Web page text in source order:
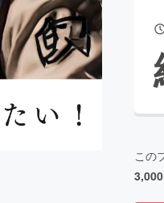
GoodCAMPFIRE Creation
納税machi-ya コミュニティ
この
3,000